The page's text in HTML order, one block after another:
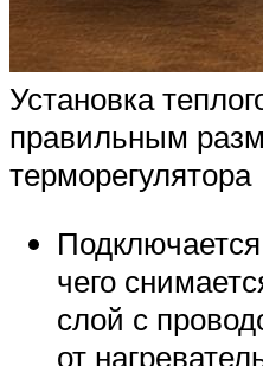
Установка
правильным
терморегулятора
чего
слой с
от